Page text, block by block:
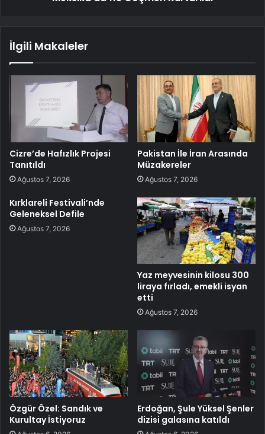
İlgili Makaleler
Cizre’de Hafızlık Projesi
Tanıtıldı
Ağustos 7, 2026
Pakistan İle İran Arasında
Müzakereler
Ağustos 7, 2026
Kırklareli Festivali’nde
Geleneksel Defile
Ağustos 7, 2026
Yaz meyvesinin kilosu 300
liraya fırladı, emekli isyan
etti
Ağustos 7, 2026
Özgür Özel: Sandık ve
Kurultay İstiyoruz
Erdoğan, Şule Yüksel Şenler
dizisi galasına katıldı